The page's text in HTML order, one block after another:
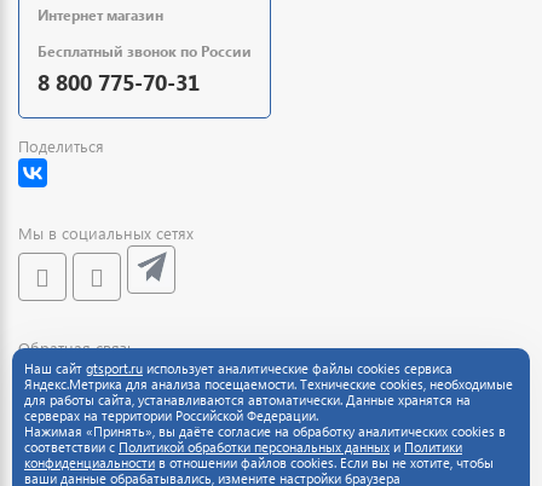
Интернет магазин
Бесплатный звонок по России
8 800 775-70-31
Поделиться
Мы в социальных сетях
Обратная связь
Наш сайт gtsport.ru использует аналитические файлы cookies сервиса
Яндекс.Метрика для анализа посещаемости. Технические cookies, необходимые
для работы сайта, устанавливаются автоматически. Данные хранятся на
серверах на территории Российской Федерации.
Нажимая «Принять», вы даёте согласие на обработку аналитических cookies в
соответствии с Политикой обработки персональных данных и Политики
конфиденциальности в отношении файлов cookies. Если вы не хотите, чтобы
ваши данные обрабатывались, измените настройки браузера